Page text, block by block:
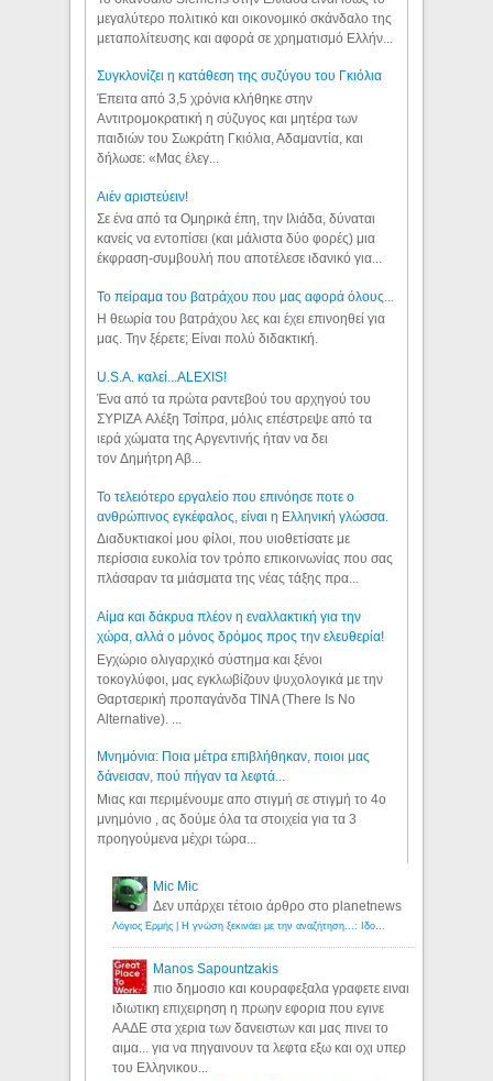
μεγαλύτερο πολιτικό και οικονομικό σκάνδαλο της
μεταπολίτευσης και αφορά σε χρηματισμό Ελλήν...
Συγκλονίζει η κατάθεση της συζύγου του Γκιόλια
Έπειτα από 3,5 χρόνια κλήθηκε στην
Αντιτρομοκρατική η σύζυγος και μητέρα των
παιδιών του Σωκράτη Γκιόλια, Αδαμαντία, και
δήλωσε: «Μας έλεγ...
Aιέν αριστεύειν!
Σε ένα από τα Ομηρικά έπη, την Ιλιάδα, δύναται
κανείς να εντοπίσει (και μάλιστα δύο φορές) μια
έκφραση-συμβουλή που αποτέλεσε ιδανικό για...
Το πείραμα του βατράχου που μας αφορά όλους...
Η θεωρία του βατράχου λες και έχει επινοηθεί για
μας. Την ξέρετε; Είναι πολύ διδακτική.
U.S.A. καλεί...ALEXIS!
Ένα από τα πρώτα ραντεβού του αρχηγού του
ΣΥΡΙΖΑ Αλέξη Τσίπρα, μόλις επέστρεψε από τα
ιερά χώματα της Αργεντινής ήταν να δει
τον Δημήτρη Αβ...
Το τελειότερο εργαλείο που επινόησε ποτε ο
ανθρώπινος εγκέφαλος, είναι η Ελληνική γλώσσα.
Διαδυκτιακοί μου φίλοι, που υιοθετίσατε με
περίσσια ευκολία τον τρόπο επικοινωνίας που σας
πλάσαραν τα μιάσματα της νέας τάξης πρα...
Αίμα και δάκρυα πλέον η εναλλακτική για την
χώρα, αλλά ο μόνος δρόμος προς την ελευθερία!
Εγχώριο ολιγαρχικό σύστημα και ξένοι
τοκογλύφοι, μας εγκλωβίζουν ψυχολογικά με την
Θαρτσερική προπαγάνδα TINA (There Is No
Alternative). ...
Μνημόνια: Ποια μέτρα επιβλήθηκαν, ποιοι μας
δάνεισαν, πού πήγαν τα λεφτά...
Μιας και περιμένουμε απο στιγμή σε στιγμή το 4ο
μνημόνιο , ας δούμε όλα τα στοιχεία για τα 3
προηγούμενα μέχρι τώρα...
Mic Mic
Δεν υπάρχει τέτοιο άρθρο στο planetnews
Λόγιος Ερμής | Η γνώση ξεκινάει με την αναζήτηση...: Ιδού οι 18 που χρωστούν 11 δις ευρώ!
Manos Sapountzakis
πιο δημοσιο και κουραφεξαλα γραφετε ειναι
ιδιωτικη επιχειρηση η πρωην εφορια που εγινε
ΑΑΔΕ στα χερια των δανειστων και μας πινει το
αιμα... για να πηγαινουν τα λεφτα εξω και οχι υπερ
του Ελληνικου...